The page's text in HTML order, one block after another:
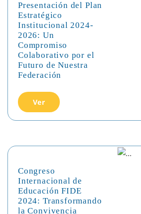
Presentación del Plan
Estratégico
Institucional 2024-
2026: Un
Compromiso
Colaborativo por el
Futuro de Nuestra
Federación
Ver
Congreso
Internacional de
Educación FIDE
2024: Transformando
la Convivencia